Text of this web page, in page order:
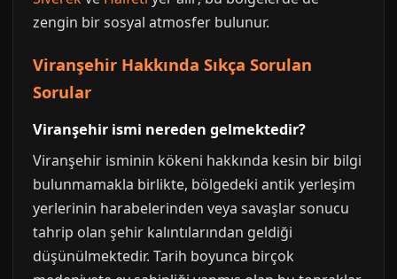
zengin bir sosyal atmosfer bulunur.
Viranşehir Hakkında Sıkça Sorulan
Sorular
Viranşehir ismi nereden gelmektedir?
Viranşehir isminin kökeni hakkında kesin bir bilgi
bulunmamakla birlikte, bölgedeki antik yerleşim
yerlerinin harabelerinden veya savaşlar sonucu
tahrip olan şehir kalıntılarından geldiği
düşünülmektedir. Tarih boyunca birçok